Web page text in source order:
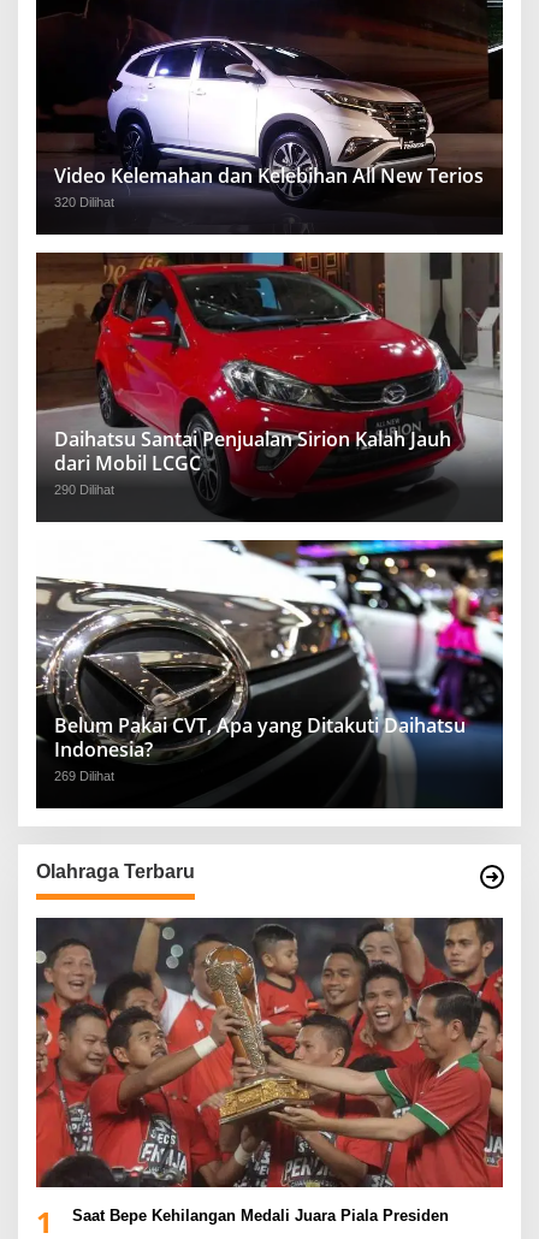
Video Kelemahan dan Kelebihan All New Terios
320 Dilihat
Daihatsu Santai Penjualan Sirion Kalah Jauh
dari Mobil LCGC
290 Dilihat
Belum Pakai CVT, Apa yang Ditakuti Daihatsu
Indonesia?
269 Dilihat
Olahraga Terbaru
1 Saat Bepe Kehilangan Medali Juara Piala Presiden